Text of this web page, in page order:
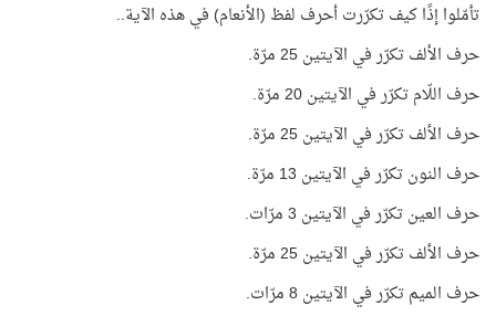
تأمّلوا إذًا كيف تكرّرت أحرف لفظ (الأنعام) في هذه الآية..
حرف الألف تكرّر في الآيتين 25 مرّة.
حرف اللّام تكرّر في الآيتين 20 مرّة.
حرف الألف تكرّر في الآيتين 25 مرّة.
حرف النون تكرّر في الآيتين 13 مرّة.
حرف العين تكرّر في الآيتين 3 مرّات.
حرف الألف تكرّر في الآيتين 25 مرّة.
حرف الميم تكرّر في الآيتين 8 مرّات.